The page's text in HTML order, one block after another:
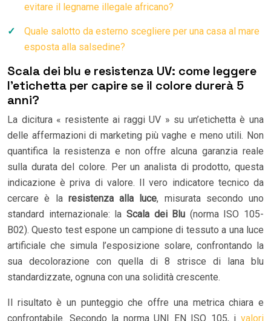
evitare il legname illegale africano?
Quale salotto da esterno scegliere per una casa al mare
esposta alla salsedine?
Scala dei blu e resistenza UV: come leggere
l’etichetta per capire se il colore durerà 5
anni?
La dicitura « resistente ai raggi UV » su un’etichetta è una
delle affermazioni di marketing più vaghe e meno utili. Non
quantifica la resistenza e non offre alcuna garanzia reale
sulla durata del colore. Per un analista di prodotto, questa
indicazione è priva di valore. Il vero indicatore tecnico da
cercare è la resistenza alla luce, misurata secondo uno
standard internazionale: la Scala dei Blu (norma ISO 105-
B02). Questo test espone un campione di tessuto a una luce
artificiale che simula l’esposizione solare, confrontando la
sua decolorazione con quella di 8 strisce di lana blu
standardizzate, ognuna con una solidità crescente.
Il risultato è un punteggio che offre una metrica chiara e
confrontabile. Secondo la norma UNI EN ISO 105, i valori